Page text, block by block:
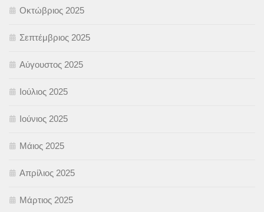
Οκτώβριος 2025
Σεπτέμβριος 2025
Αύγουστος 2025
Ιούλιος 2025
Ιούνιος 2025
Μάιος 2025
Απρίλιος 2025
Μάρτιος 2025